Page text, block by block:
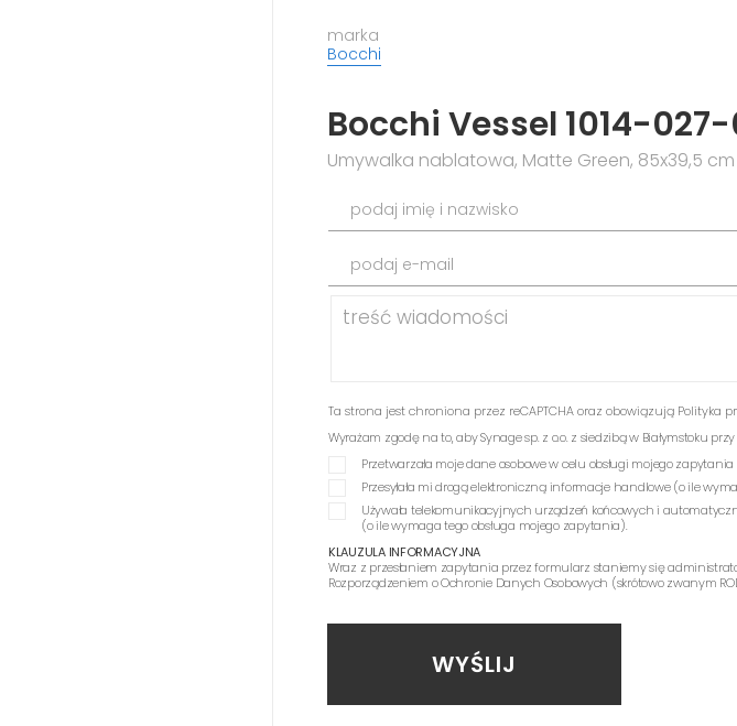
marka
Bocchi
Bocchi Vessel 1014-027-
Umywalka nablatowa, Matte Green, 85x39,5 cm
podaj imię i nazwisko
podaj e-mail
Ta strona jest chroniona przez reCAPTCHA oraz obowiązują Polityka
Wyrażam zgodę na to, aby Synage sp. z o.o. z siedzibą w Białymstoku przy
Przetwarzała moje dane osobowe w celu obsługi mojego
Przesyłała mi drogą elektroniczną informacje handlowe (o ile
Używała telekomunikacyjnych urządzeń końcowych i
(o ile wymaga tego obsługa mojego zapytania).
KLAUZULA INFORMACYJNA
Wraz z przesłaniem zapytania przez formularz staniemy się
Rozporządzeniem o Ochronie Danych Osobowych (skrótowo zwanym
WYŚLIJ